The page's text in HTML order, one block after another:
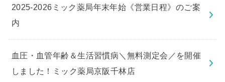
2025-2026ミック薬局年末年始《営業日程》のご案
内
血圧・血管年齢＆生活習慣病＼無料測定会／を開催
しました！ミック薬局京阪千林店